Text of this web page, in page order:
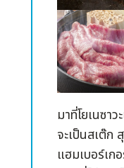
เป็นทั้งจุดชม
จะบานสะพรั่
เมษายนของทุ
จัดขึ้นวันที่
ทุกปี ในงานจ
ของคนสวม
พันและอีกห
ซึ่งจำลองก
มาที่โยเนซา
จะเป็นสเต๊ก
แฮมเบอร์เก